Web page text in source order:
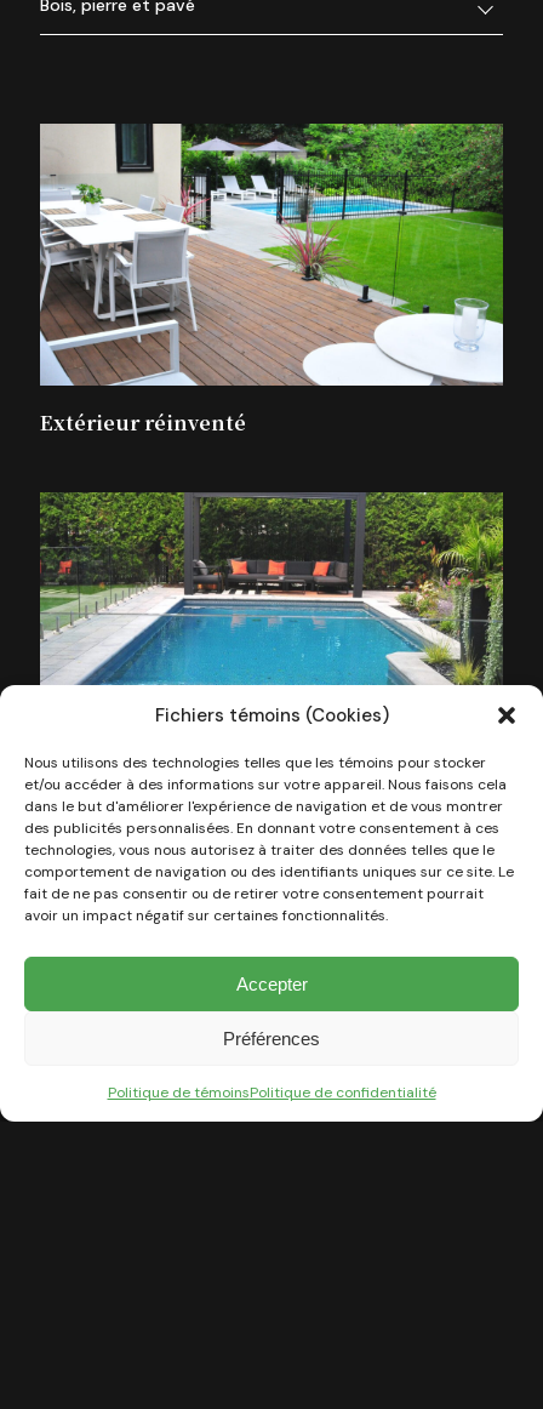
Fichiers témoins (Cookies)
Nous utilisons des technologies telles que les témoins pour stocker
et/ou accéder à des informations sur votre appareil. Nous faisons cela
dans le but d'améliorer l'expérience de navigation et de vous montrer
des publicités personnalisées. En donnant votre consentement à ces
technologies, vous nous autorisez à traiter des données telles que le
comportement de navigation ou des identifiants uniques sur ce site. Le
fait de ne pas consentir ou de retirer votre consentement pourrait
avoir un impact négatif sur certaines fonctionnalités.
Accepter
Préférences
Politique de témoinsPolitique de confidentialité
Bois, pierre et pavé
Extérieur réinventé
Calme et détente